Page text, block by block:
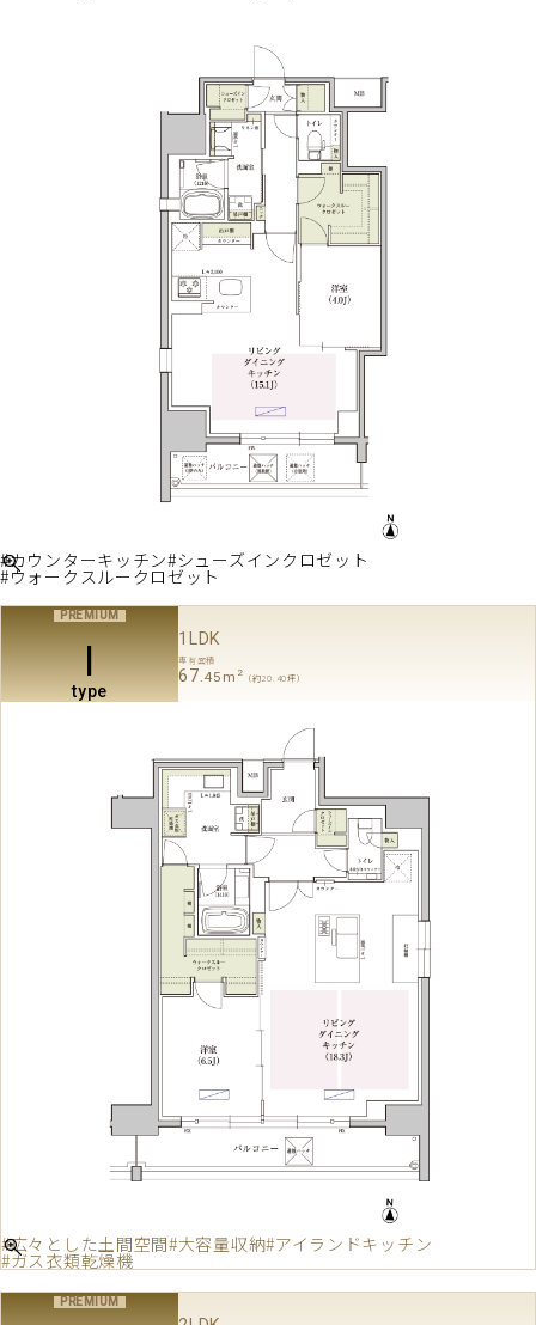
#カウンターキッチン#シューズインクロゼット
#ウォークスルークロゼット
I
type
1LDK
専有面積
67.45m 2 （約20.40坪）
#広々とした土間空間#大容量収納#アイランドキッチン
#ガス衣類乾燥機